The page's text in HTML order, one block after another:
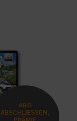
ABO
ABSCHLIESSEN,